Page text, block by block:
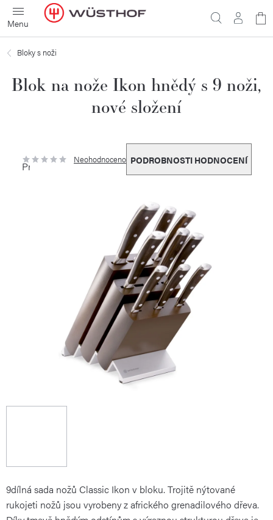
Přejít
na
obsah
Bloky s noži
Blok na nože Ikon hnědý s 9 noži,
nové složení
Průměrné
hodnocení
Neohodnoceno PODROBNOSTI HODNOCENÍ
9dílná sada nožů Classic Ikon v bloku. Trojitě nýtované
rukojeti nožů jsou vyrobeny z afrického grenadilového dřeva.